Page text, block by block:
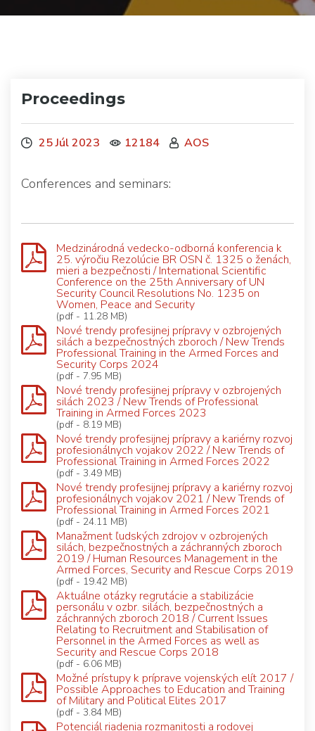
Proceedings
25 Júl 2023 12184 AOS
Conferences and seminars:
Medzinárodná vedecko-odborná konferencia k
25. výročiu Rezolúcie BR OSN č. 1325 o ženách,
mieri a bezpečnosti / International Scientific
Conference on the 25th Anniversary of UN
Security Council Resolutions No. 1235 on
Women, Peace and Security
(pdf - 11.28 MB)
Nové trendy profesijnej prípravy v ozbrojených
silách a bezpečnostných zboroch / New Trends
Professional Training in the Armed Forces and
Security Corps 2024
(pdf - 7.95 MB)
Nové trendy profesijnej prípravy v ozbrojených
silách 2023 / New Trends of Professional
Training in Armed Forces 2023
(pdf - 8.19 MB)
Nové trendy profesijnej prípravy a kariérny rozvoj
profesionálnych vojakov 2022 / New Trends of
Professional Training in Armed Forces 2022
(pdf - 3.49 MB)
Nové trendy profesijnej prípravy a kariérny rozvoj
profesionálnych vojakov 2021 / New Trends of
Professional Training in Armed Forces 2021
(pdf - 24.11 MB)
Manažment ľudských zdrojov v ozbrojených
silách, bezpečnostných a záchranných zboroch
2019 / Human Resources Management in the
Armed Forces, Security and Rescue Corps 2019
(pdf - 19.42 MB)
Aktuálne otázky regrutácie a stabilizácie
personálu v ozbr. silách, bezpečnostných a
záchranných zboroch 2018 / Current Issues
Relating to Recruitment and Stabilisation of
Personnel in the Armed Forces as well as
Security and Rescue Corps 2018
(pdf - 6.06 MB)
Možné prístupy k príprave vojenských elít 2017 /
Possible Approaches to Education and Training
of Military and Political Elites 2017
(pdf - 3.84 MB)
Potenciál riadenia rozmanitosti a rodovej